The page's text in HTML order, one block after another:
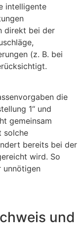
intelligente
direkt bei der
(z. B. bei
die
1“ und
gemeinsam
solche
bereits bei der
wird. So
unnötigen
und